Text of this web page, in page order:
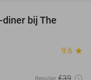
bij The
9.6 star
Regulier